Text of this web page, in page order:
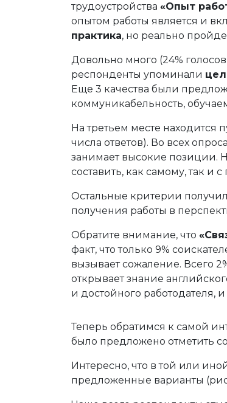
трудоустройства «Опыт
опытом работы является и
практика, но реально
Довольно много (24%
респонденты упоминали
Еще 3 качества были
коммуникабельность,
На третьем месте находится
числа ответов). Во всех
занимает высокие позиции.
составить, как самому, так и
Остальные критерии
получения работы в
Обратите внимание, что
факт, что только 9%
вызывает сожаление. Всего
открывает знание
и достойного работодателя,
Теперь обратимся к самой
было предложено отметить
Интересно, что в той или
предложенные варианты